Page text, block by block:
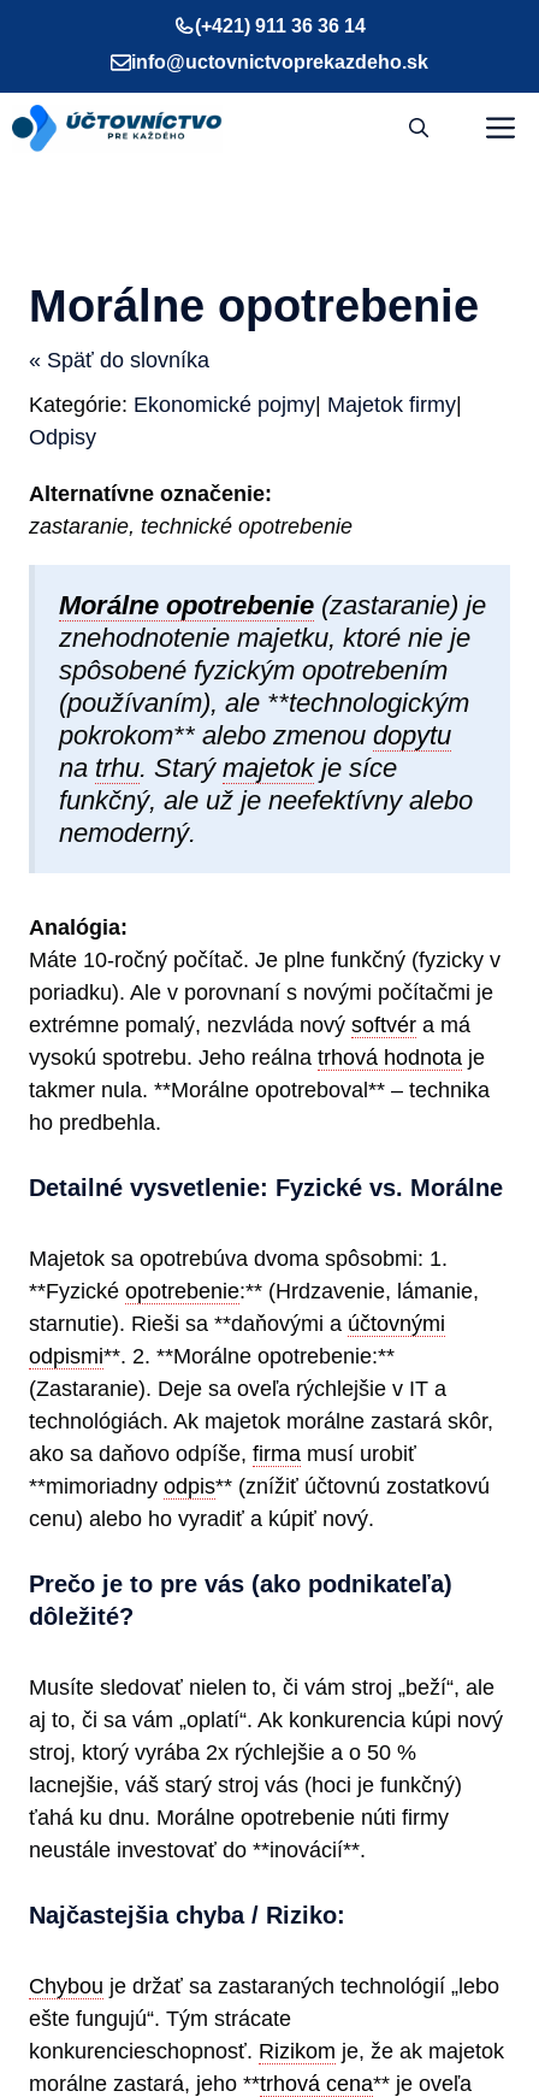
(+421) 911 36 36 14
info@uctovnictvoprekazdeho.sk
Morálne opotrebenie
« Späť do slovníka
Kategórie: Ekonomické pojmy| Majetok firmy|
Odpisy
Alternatívne označenie:
zastaranie, technické opotrebenie
Morálne opotrebenie (zastaranie) je
znehodnotenie majetku, ktoré nie je
spôsobené fyzickým opotrebením
(používaním), ale **technologickým
pokrokom** alebo zmenou dopytu
na trhu. Starý majetokje síce
funkčný, ale už je neefektívny alebo
nemoderný.
Analógia:
Máte 10-ročný počítač. Je plne funkčný (fyzicky v
poriadku). Ale v porovnaní s novými počítačmi je
extrémne pomalý, nezvláda nový softvér a má
vysokú spotrebu. Jeho reálna trhová hodnota je
takmer nula. **Morálne opotreboval** – technika
ho predbehla.
Detailné vysvetlenie: Fyzické vs. Morálne
Majetok sa opotrebúva dvoma spôsobmi: 1.
**Fyzické opotrebenie:** (Hrdzavenie, lámanie,
starnutie). Rieši sa **daňovými a účtovnými
odpismi**. 2. **Morálne opotrebenie:**
(Zastaranie). Deje sa oveľa rýchlejšie v IT a
technológiách. Ak majetok morálne zastará skôr,
ako sa daňovo odpíše, firma musí urobiť
**mimoriadny odpis** (znížiť účtovnú zostatkovú
cenu) alebo ho vyradiť a kúpiť nový.
Prečo je to pre vás (ako podnikateľa)
dôležité?
Musíte sledovať nielen to, či vám stroj „beží“, ale
aj to, či sa vám „oplatí“. Ak konkurencia kúpi nový
stroj, ktorý vyrába 2x rýchlejšie a o 50 %
lacnejšie, váš starý stroj vás (hoci je funkčný)
ťahá ku dnu. Morálne opotrebenie núti firmy
neustále investovať do **inovácií**.
Najčastejšia chyba / Riziko:
Chybou je držať sa zastaraných technológií „lebo
ešte fungujú“. Tým strácate
konkurencieschopnosť. Rizikom je, že ak majetok
morálne zastará, jeho **trhová cena** je oveľa